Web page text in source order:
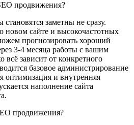
продвижения?
заметны не сразу.
новом сайте и высокочастотных
прогнозировать хороший
3-4 месяца работы с вашим
всё зависит от конкретного
базовое администрирование
оптимизация и внутренняя
наполнение сайта
продвижения?